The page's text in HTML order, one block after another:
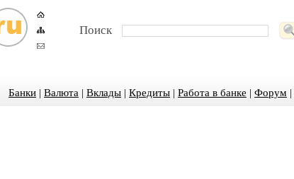
Поиск
Банки | Валюта | Вклады | Кредиты | Работа в банке | Форум |